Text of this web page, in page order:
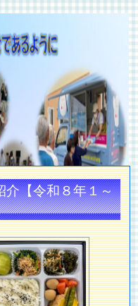
介【令和８年１～